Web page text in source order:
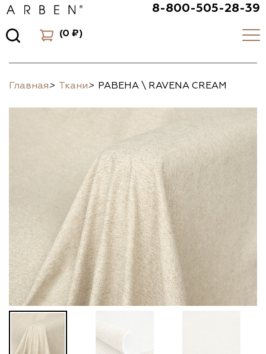
8-800-505-28-39
(0 ₽)
Главная> Ткани> РАВЕНА \ RAVENA CREAM